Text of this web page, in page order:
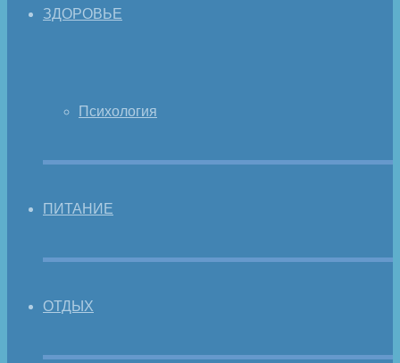
ЗДОРОВЬЕ
Психология
ПИТАНИЕ
ОТДЫХ